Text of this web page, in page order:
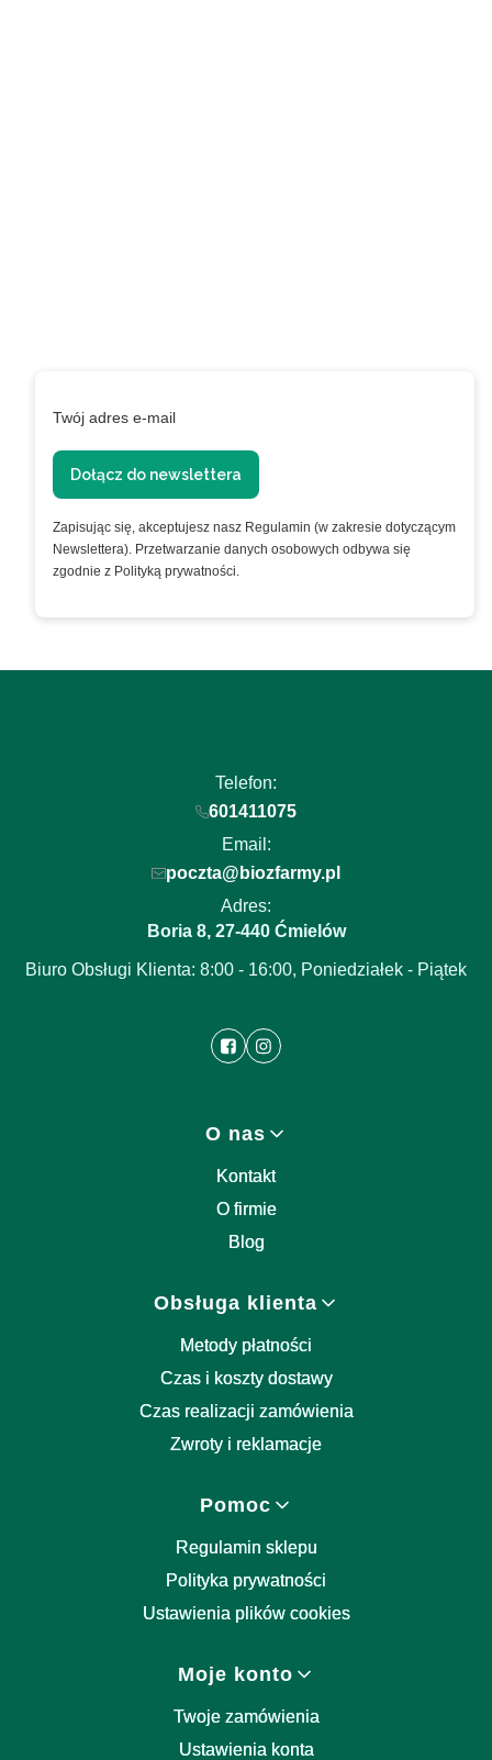
Twój adres e-mail
Dołącz do newslettera
Zapisując się, akceptujesz nasz Regulamin (w zakresie dotyczącym
Newslettera). Przetwarzanie danych osobowych odbywa się
zgodnie z Polityką prywatności.
Telefon:
601411075
Email:
poczta@biozfarmy.pl
Adres:
Boria 8, 27-440Ćmielów
Biuro Obsługi Klienta: 8:00 - 16:00, Poniedziałek - Piątek
O nas
Kontakt
O firmie
Blog
Obsługa klienta
Metody płatności
Czas i koszty dostawy
Czas realizacji zamówienia
Zwroty i reklamacje
Pomoc
Regulamin sklepu
Polityka prywatności
Ustawienia plików cookies
Moje konto
Twoje zamówienia
Ustawienia konta